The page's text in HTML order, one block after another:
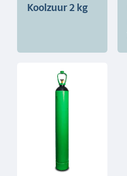
Koolzuur 2 kg